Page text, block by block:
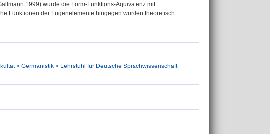
1999) wurde die Form-Funktions-Äquivalenz mit
Funktionen der Fugenelemente hingegen wurden theoretisch
> Germanistik > Lehrstuhl für Deutsche Sprachwissenschaft